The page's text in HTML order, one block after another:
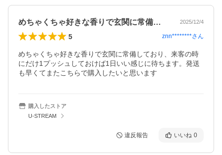
めちゃくちゃ好きな香りで玄関に常備して… 2025/12/4
5 znn********さん
めちゃくちゃ好きな香りで玄関に常備しており、来客の時
にだけ1プッシュしておけば1日いい感じに待ちます。発送
も早くてまたこちらで購入したいと思います
購入したストア
U-STREAM
違反報告 いいね 0